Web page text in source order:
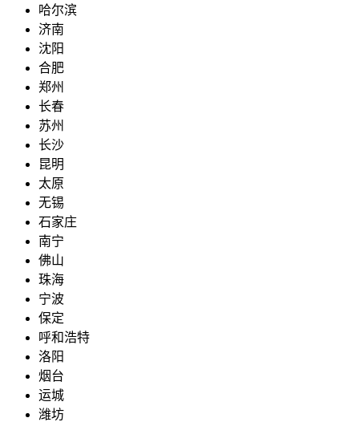
哈尔滨
济南
沈阳
合肥
郑州
长春
苏州
长沙
昆明
太原
无锡
石家庄
南宁
佛山
珠海
宁波
保定
呼和浩特
洛阳
烟台
运城
潍坊